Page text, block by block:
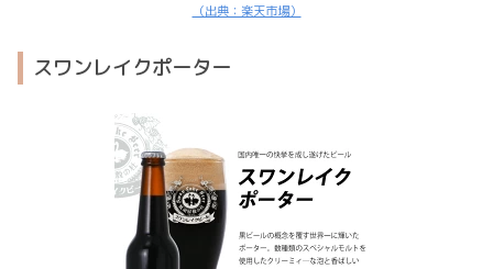
（出典：楽天市場）
スワンレイクポーター